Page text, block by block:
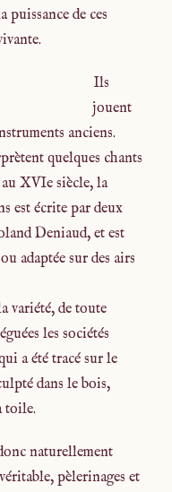
puissance de ces
Ils
jouent
anciens.
quelques chants
XVIe siècle, la
est écrite par deux
Deniaud, et est
adaptée sur des airs
variété, de toute
les sociétés
a été tracé sur le
dans le bois,
toile.
naturellement
pèlerinages et